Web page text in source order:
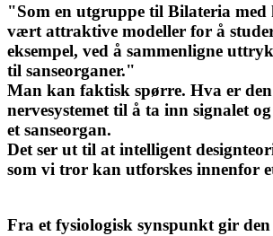
"Som en utgruppe til Bilateria med
vært attraktive modeller for å
eksempel, ved å sammenligne
til sanseorganer."
Man kan faktisk spørre. Hva er
nervesystemet til å ta inn signalet
et sanseorgan.
Det ser ut til at intelligent
som vi tror kan utforskes innenfor
Fra et fysiologisk synspunkt gir